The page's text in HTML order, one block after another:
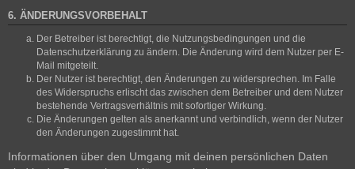
6. ÄNDERUNGSVORBEHALT
Der Betreiber ist berechtigt, die Nutzungsbedingungen und die
Datenschutzerklärung zu ändern. Die Änderung wird dem Nutzer per E-
Mail mitgeteilt.
Der Nutzer ist berechtigt, den Änderungen zu widersprechen. Im Falle
des Widerspruchs erlischt das zwischen dem Betreiber und dem Nutzer
bestehende Vertragsverhältnis mit sofortiger Wirkung.
Die Änderungen gelten als anerkannt und verbindlich, wenn der Nutzer
den Änderungen zugestimmt hat.
Informationen über den Umgang mit deinen persönlichen Daten